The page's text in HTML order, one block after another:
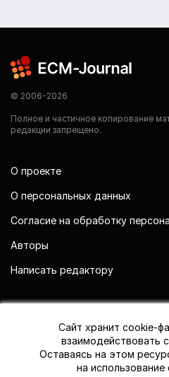
© 2006-2026
Полное и частичное копирование
редакции запрещено.
О проекте
О персональных данных
Согласие на обработку
Авторы
Написать редактору
Сайт хранит cookie-
взаимодействовать
Оставаясь на этом
на использование